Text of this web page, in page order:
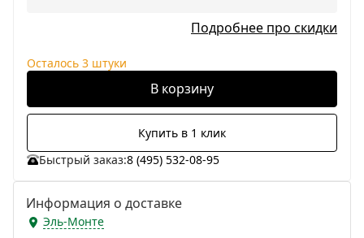
Подробнее про скидки
Осталось 3 штуки
В корзину
Купить в 1 клик
Быстрый заказ:8 (495) 532-08-95
Информация о доставке
Эль-Монте